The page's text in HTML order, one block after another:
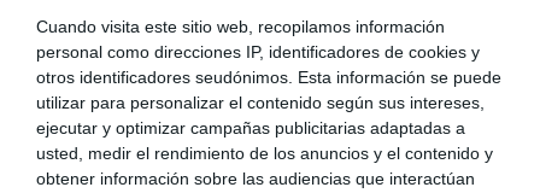
Cuando visita este sitio web, recopilamos información
personal como direcciones IP, identificadores de cookies y
otros identificadores seudónimos. Esta información se puede
utilizar para personalizar el contenido según sus intereses,
ejecutar y optimizar campañas publicitarias adaptadas a
usted, medir el rendimiento de los anuncios y el contenido y
obtener información sobre las audiencias que interactúan
Nintendo 64 para volver en un anuncio de... quesadillas.
STEAK DOUBLE-DILLAAAAAAAAAAA.